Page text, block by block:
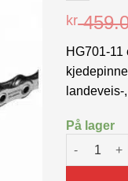
kr
HG701-
På lager
Shimano